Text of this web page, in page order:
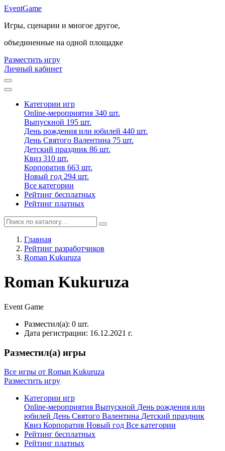
EventGame
Игры, сценарии и многое другое,
объединенные на одной площадке
Разместить игру
Личный кабинет
Категории игр
Online-мероприятия 340 шт.
Выпускной 195 шт.
День рождения или юбилей 440 шт.
День Святого Валентина 75 шт.
Детский праздник 86 шт.
Квиз 310 шт.
Корпоратив 663 шт.
Новый год 294 шт.
Все категории
Рейтинг бесплатных
Рейтинг платных
Главная
Рейтинг разработчиков
Roman Kukuruza
Roman Kukuruza
Event Game
Разместил(а): 0 шт.
Дата регистрации: 16.12.2021 г.
Разместил(а) игры
Все игры от Roman Kukuruza
Разместить игру
Категории игр
Online-мероприятия Выпускной День рождения или
юбилей День Святого Валентина Детский праздник
Квиз Корпоратив Новый год Все категории
Рейтинг бесплатных
Рейтинг платных